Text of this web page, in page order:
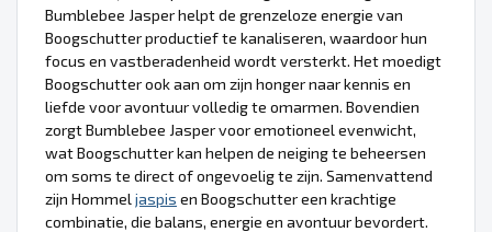
Bumblebee Jasper helpt de grenzeloze energie van
Boogschutter productief te kanaliseren, waardoor hun
focus en vastberadenheid wordt versterkt. Het moedigt
Boogschutter ook aan om zijn honger naar kennis en
liefde voor avontuur volledig te omarmen. Bovendien
zorgt Bumblebee Jasper voor emotioneel evenwicht,
wat Boogschutter kan helpen de neiging te beheersen
om soms te direct of ongevoelig te zijn. Samenvattend
zijn Hommel jaspis en Boogschutter een krachtige
combinatie, die balans, energie en avontuur bevordert.